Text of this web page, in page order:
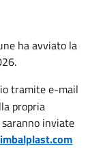
ha avviato la
tramite e-mail
propria
inviate